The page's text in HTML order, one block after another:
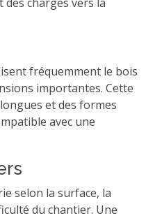
fréquemment le bois
importantes. Cette
et des formes
avec une
selon la surface, la
du chantier. Une